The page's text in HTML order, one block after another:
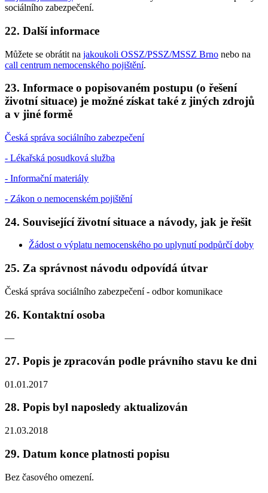
sociálního zabezpečení.
22. Další informace
Můžete se obrátit na jakoukoli OSSZ/PSSZ/MSSZ Brno nebo na
call centrum nemocenského pojištění.
23. Informace o popisovaném postupu (o řešení
životní situace) je možné získat také z jiných zdrojů
a v jiné formě
Česká správa sociálního zabezpečení
- Lékařská posudková služba
- Informační materiály
- Zákon o nemocenském pojištění
24. Související životní situace a návody, jak je řešit
Žádost o výplatu nemocenského po uplynutí podpůrčí doby
25. Za správnost návodu odpovídá útvar
Česká správa sociálního zabezpečení - odbor komunikace
26. Kontaktní osoba
—
27. Popis je zpracován podle právního stavu ke dni
01.01.2017
28. Popis byl naposledy aktualizován
21.03.2018
29. Datum konce platnosti popisu
Bez časového omezení.